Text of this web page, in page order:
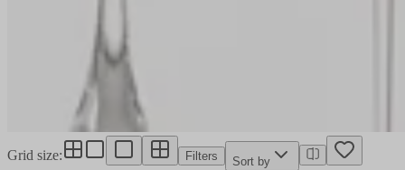
Grid size: Filters Sort by